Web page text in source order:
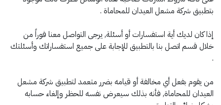
بتطبيق شركة مشعل العيدان للمحاماة .
إذا كان لديك أية استفسارات أو أسئلة, يرجى التواصل معنا فوراً من
خلال قسم اتصل بنا بالتطبيق للإجابة على جميع استفساراتك وأسئلتك
.
من يقوم بفعل أي مخالفة أو قيامه بضرر متعمد لتطبيق شركة مشعل
العيدان للمحاماة, فأنه بذلك سيعرض نفسه للحظر وإلغاء حسابه